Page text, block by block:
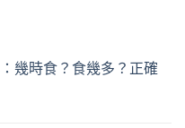
幾時食？食幾多？正確